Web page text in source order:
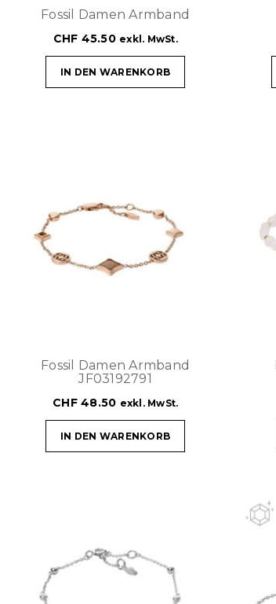
Fossil Damen Armband
CHF 45.50 exkl. MwSt.
IN DEN WARENKORB
Fossil Damen Armband
JF03192791
CHF48.50 exkl. MwSt.
IN DEN WARENKORB